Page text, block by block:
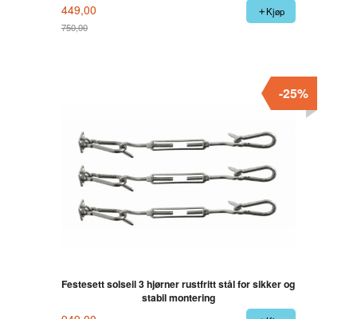
449,00
750,00
Kjøp
Festesett solseil 3 hjørner rustfritt stål for sikker og
stabil montering
-25%